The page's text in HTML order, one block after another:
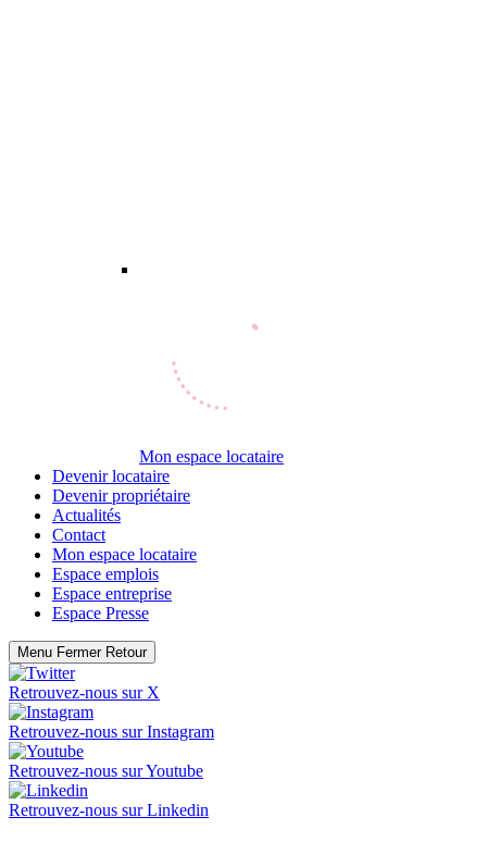
Mon espace locataire
Devenir locataire
Devenir propriétaire
Actualités
Contact
Mon espace locataire
Espace emplois
Espace entreprise
Espace Presse
Menu Fermer Retour
Retrouvez-nous sur X
Retrouvez-nous surInstagram
Retrouvez-nous surYoutube
Retrouvez-nous surLinkedin